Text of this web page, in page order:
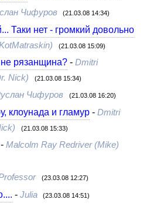
Чифуров (21.03.08 14:34)
Таки нет - громкий довольно
(21.03.08 15:09)
рязанщина? -Dmitri
Nick)
(21.03.08 15:34)
Чифуров (21.03.08 16:20)
клоунада и гламур- Dmitri
(21.03.08 15:33)
-Malcolm Ray Redriver (Mike)
(23.03.08 12:27)
- Julia (23.03.08 14:51)